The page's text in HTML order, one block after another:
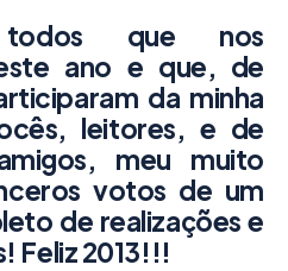
que nos
ano e que, de
da minha
leitores, e de
meu muito
votos de um
de realizações e
Feliz 2013!!!